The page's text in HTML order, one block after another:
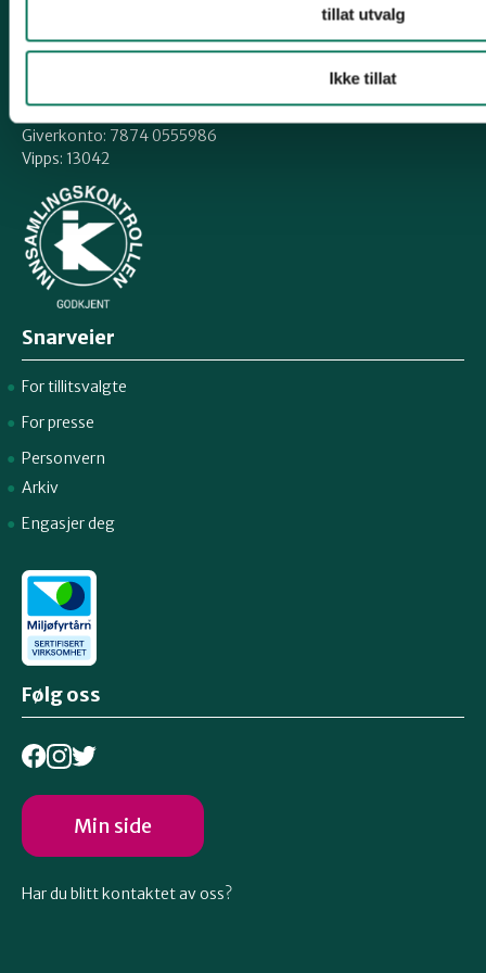
tillat utvalg
Ikke tillat
E-post:naturvern@naturvernforbundet.no
Org.nr: 938 418 837
Giverkonto: 7874 0555986
Vipps: 13042
Snarveier
For tillitsvalgte
For presse
Personvern
Arkiv
Engasjer deg
Følg oss
Min side
Har du blitt kontaktet av oss?